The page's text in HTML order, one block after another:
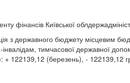
фінансів Київської
з державного бюджету місцевим
інвалідам, тимчасової державної
+ 122139,12 (березень), - 122139,12